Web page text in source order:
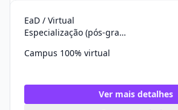
EaD / Virtual
Especialização (pós-graduação)
Campus 100% virtual
Ver mais detalhes